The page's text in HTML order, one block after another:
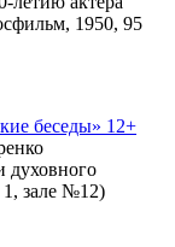
1950, 95
беседы» 12+
духовного
зале №12)